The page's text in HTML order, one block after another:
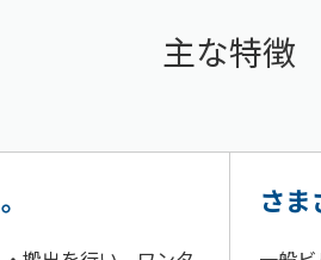
主な特徴
さま